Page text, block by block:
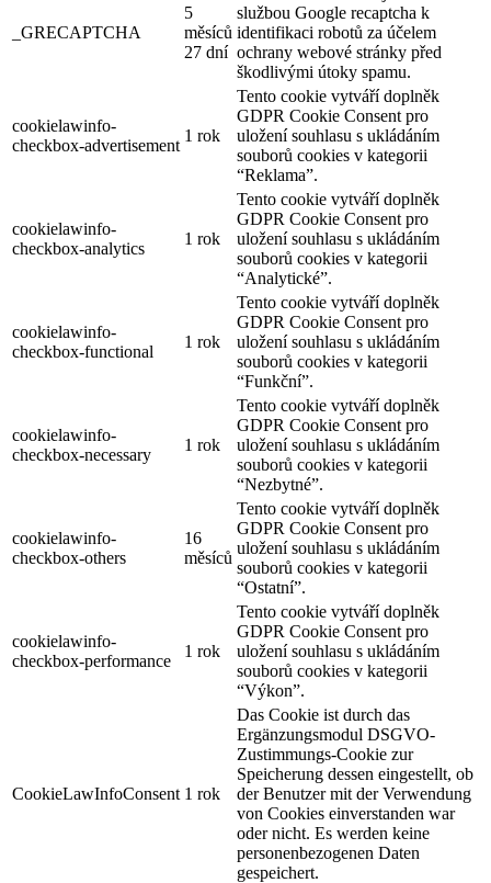
_GRECAPTCHA
5
měsíců
27 dní
službou Google recaptcha k
identifikaci robotů za účelem
ochrany webové stránky před
škodlivými útoky spamu.
cookielawinfo-
checkbox-advertisement
1 rok
Tento cookie vytváří doplněk
GDPR Cookie Consent pro
uložení souhlasu s ukládáním
souborů cookies v kategorii
“Reklama”.
cookielawinfo-
checkbox-analytics
1 rok
Tento cookie vytváří doplněk
GDPR Cookie Consent pro
uložení souhlasu s ukládáním
souborů cookies v kategorii
“Analytické”.
cookielawinfo-
checkbox-functional
1 rok
Tento cookie vytváří doplněk
GDPR Cookie Consent pro
uložení souhlasu s ukládáním
souborů cookies v kategorii
“Funkční”.
cookielawinfo-
checkbox-necessary
1 rok
Tento cookie vytváří doplněk
GDPR Cookie Consent pro
uložení souhlasu s ukládáním
souborů cookies v kategorii
“Nezbytné”.
cookielawinfo-
checkbox-others
16
měsíců
Tento cookie vytváří doplněk
GDPR Cookie Consent pro
uložení souhlasu s ukládáním
souborů cookies v kategorii
“Ostatní”.
cookielawinfo-
checkbox-performance
1 rok
Tento cookie vytváří doplněk
GDPR Cookie Consent pro
uložení souhlasu s ukládáním
souborů cookies v kategorii
“Výkon”.
CookieLawInfoConsent 1 rok
Das Cookie ist durch das
Ergänzungsmodul DSGVO-
Zustimmungs-Cookie zur
Speicherung dessen eingestellt, ob
der Benutzer mit der Verwendung
von Cookies einverstanden war
oder nicht. Es werden keine
personenbezogenen Daten
gespeichert.